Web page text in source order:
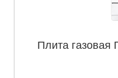
Плита газовая